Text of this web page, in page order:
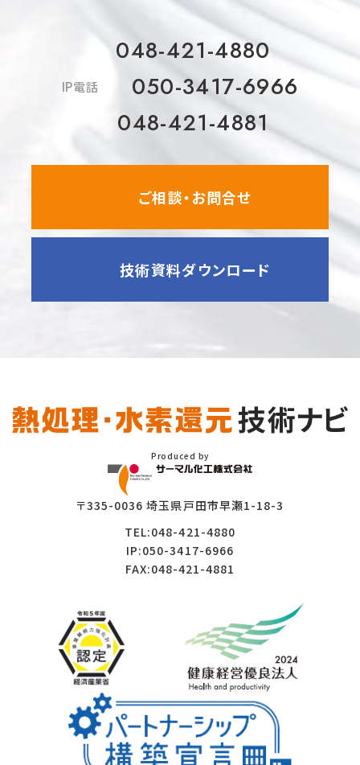
048-421-4880
IP電話
050-3417-6966
048-421-4881
ご相談・お問合せ
技術資料ダウンロード
Produced by
〒335-0036 埼玉県戸田市早瀬1-18-3
TEL:048-421-4880
IP:050-3417-6966
FAX:048-421-4881